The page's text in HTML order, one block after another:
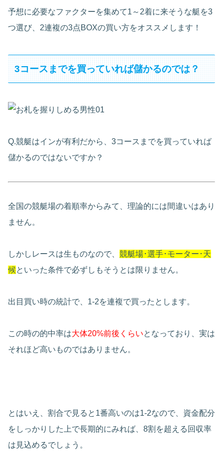
予想に必要なファクターを集めて1～2着に来そうな艇を3
つ選び、2連複の3点BOXの買い方をオススメします！
3コースまでを買っていれば儲かるのでは？
Q.競艇はインが有利だから、3コースまでを買っていれば
儲かるのではないですか？
全国の競艇場の着順率からみて、理論的には間違いはあり
ません。
しかしレースは生ものなので、 競艇場･選手･モーター･天
候といった条件で必ずしもそうとは限りません。
出目買い時の統計で、1-2を連複で買ったとします。
この時の的中率は大体20%前後くらいとなっており、実は
それほど高いものではありません。
とはいえ、割合で見ると1番高いのは1-2なので、資金配分
をしっかりした上で長期的にみれば、8割を超える回収率
は見込めるでしょう。